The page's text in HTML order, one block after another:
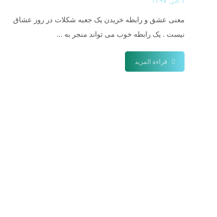
معنی عشق و رابطه خریدن یک جعبه شکلات در روز عشاق
نیست . یک رابطه خوب می تواند منجر به ...
قراءة المزيد